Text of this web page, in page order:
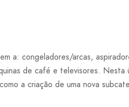
a: congeladores/arcas,
de café e televisores.
a criação de uma nova